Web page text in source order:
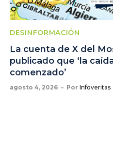
DESINFORMACIÓN
La cuenta de X del
publicado que ‘la
comenzado’
agosto 4, 2026 Por Infoveritas